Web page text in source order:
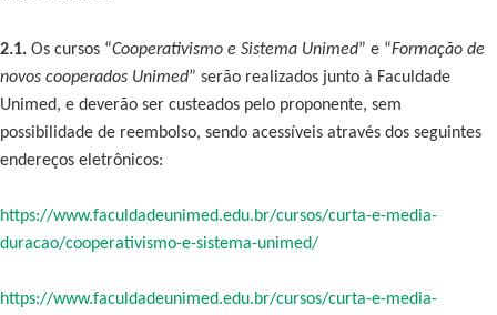
2.1. Os cursos “Cooperativismo e Sistema Unimed” e “Formação de
novos cooperados Unimed” serão realizados junto à Faculdade
Unimed, e deverão ser custeados pelo proponente, sem
possibilidade de reembolso, sendo acessíveis através dos seguintes
endereços eletrônicos:
https://www.faculdadeunimed.edu.br/cursos/curta-e-media-
duracao/cooperativismo-e-sistema-unimed/
https://www.faculdadeunimed.edu.br/cursos/curta-e-media-